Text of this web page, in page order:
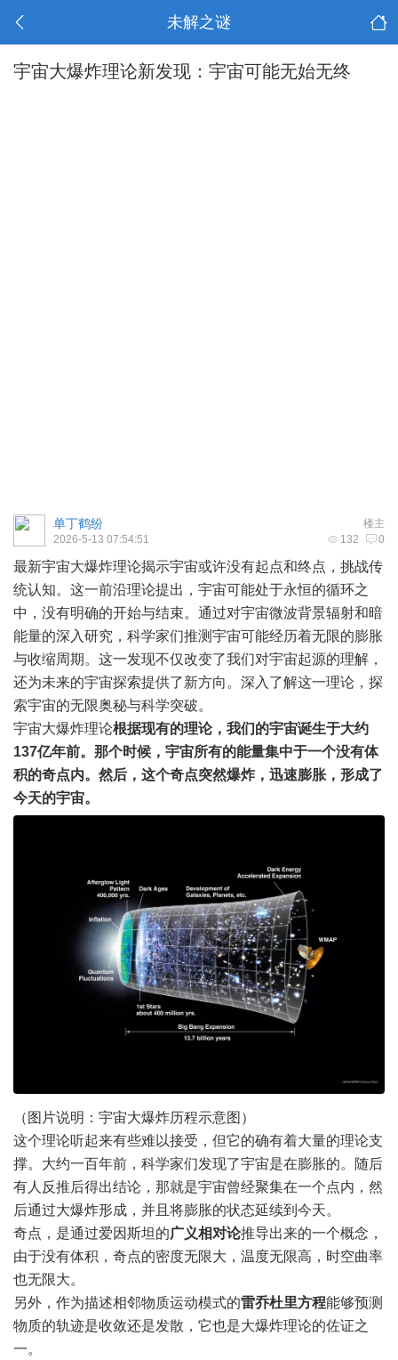
未解之谜
宇宙大爆炸理论新发现：宇宙可能无始无终
楼主
单丁鹤纷
132 0
2026-5-13 07:54:51
最新宇宙大爆炸理论揭示宇宙或许没有起点和终点，挑战传
统认知。这一前沿理论提出，宇宙可能处于永恒的循环之
中，没有明确的开始与结束。通过对宇宙微波背景辐射和暗
能量的深入研究，科学家们推测宇宙可能经历着无限的膨胀
与收缩周期。这一发现不仅改变了我们对宇宙起源的理解，
还为未来的宇宙探索提供了新方向。深入了解这一理论， 探
索宇宙的无限奥秘与科学突破。
宇宙大爆炸理论根据现有的理论，我们的宇宙诞生于大约
137亿年前。那个时候，宇宙所有的能量集中于一个没有体
积的奇点内。然后，这个奇点突然爆炸，迅速膨胀，形成了
今天的宇宙。
（图片说明：宇宙大爆炸历程示意图）
这个理论听起来有些难以接受，但它的确有着大量的理论支
撑。大约一百年前，科学家们发现了宇宙是在膨胀的。随后
有人反推后得出结论，那就是宇宙曾经聚集在一个点内，然
后通过大爆炸形成，并且将膨胀的状态延续到今天。
奇点，是通过爱因斯坦的广义相对论推导出来的一个概念，
由于没有体积，奇点的密度无限大，温度无限高，时空曲率
也无限大。
另外，作为描述相邻物质运动模式的雷乔杜里方程能够预测
物质的轨迹是收敛还是发散，它也是大爆炸理论的佐证之
一。